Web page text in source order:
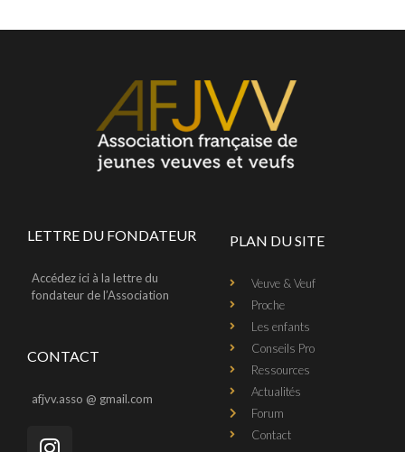
LETTRE DU FONDATEUR
Accédez ici à la lettre du
fondateur de l’Association
CONTACT
afjvv.asso @ gmail.com
PLAN DU SITE
Veuve & Veuf
Proche
Les enfants
Conseils Pro
Ressources
Actualités
Forum
Contact